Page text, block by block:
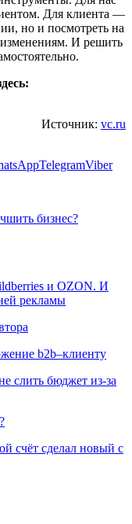
Для клиента —
но и посмотреть на
изменениям. И решить
Источник: vc.ru
TelegramViber
бизнес?
и OZON. И
рекламы
b2b–клиенту
слить бюджет из-за
счёт сделал новый с